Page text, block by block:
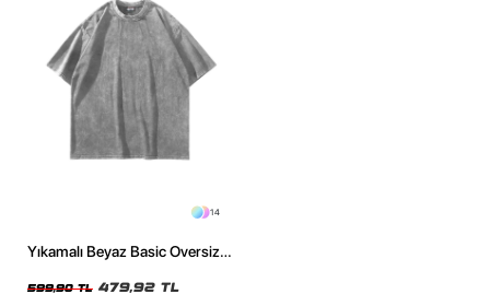
14
Yıkamalı Beyaz Basic Oversize
599,90 TL 479,92 TL